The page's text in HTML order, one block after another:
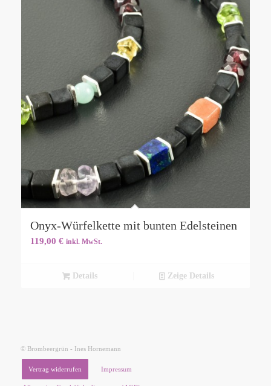
Onyx-Würfelkette mit bunten Edelsteinen
119,00 € inkl. MwSt.
Details Zeige Details
© Brombeergrün - Ines Hornemann
Vertrag widerrufen Impressum